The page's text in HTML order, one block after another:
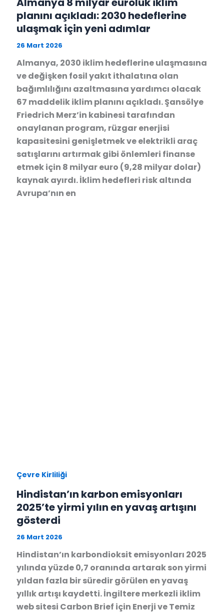
planını açıkladı: 2030 hedeflerine
ulaşmak için yeni adımlar
26 Mart 2026
Almanya, 2030 iklim hedeflerine ulaşmasına
ve değişken fosil yakıt ithalatına olan
bağımlılığını azaltmasına yardımcı olacak
67 maddelik iklim planını açıkladı. Şansölye
Friedrich Merz’in kabinesi tarafından
onaylanan program, rüzgar enerjisi
kapasitesini genişletmek ve elektrikli araç
satışlarını artırmak gibi önlemleri finanse
etmek için 8 milyar euro (9,28 milyar dolar)
kaynak ayırdı. İklim hedefleri risk altında
Avrupa’nın en
Çevre Kirliliği
Hindistan’ın karbon emisyonları
2025’te yirmi yılın en yavaş artışını
gösterdi
26 Mart 2026
Hindistan’ın karbondioksit emisyonları 2025
yılında yüzde 0,7 oranında artarak son yirmi
yıldan fazla bir süredir görülen en yavaş
yıllık artışı kaydetti. İngiltere merkezli iklim
web sitesi Carbon Brief için Enerji ve Temiz